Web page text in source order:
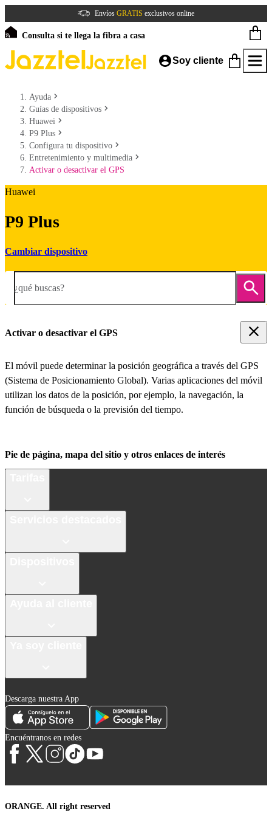
Envíos GRATIS exclusivos online
Consulta si te llega la fibra a casa
Soy cliente
Ayuda
Guías de dispositivos
Huawei
P9 Plus
Configura tu dispositivo
Entretenimiento y multimedia
Activar o desactivar el GPS
Huawei
P9 Plus
Cambiar dispositivo
¿qué buscas?
Activar o desactivar el GPS
El móvil puede determinar la posición geográfica a través del GPS
(Sistema de Posicionamiento Global). Varias aplicaciones del móvil
utilizan los datos de la posición, por ejemplo, la navegación, la
función de búsqueda o la previsión del tiempo.
Pie de página, mapa del sitio y otros enlaces de interés
Descarga nuestra App
Encuéntranos en redes
ORANGE. All right reserved